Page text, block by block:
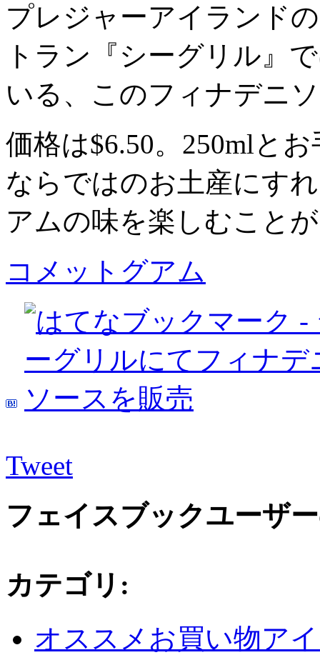
プレジャーアイランド
トラン『シーグリル』
いる、このフィナデニ
価格は$6.50。250mlと
ならではのお土産にす
アムの味を楽しむこと
コメットグアム
Tweet
フェイスブックユーザ
カテゴリ :
オススメお買い物ア